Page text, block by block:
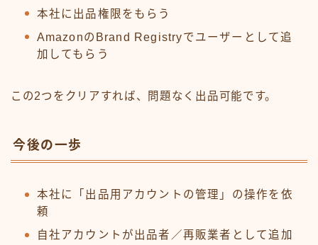
本社に出品権限をもらう
AmazonのBrand Registryでユーザーとして追
加してもらう
この2つをクリアすれば、問題なく出品可能です。
今後の一歩
本社に「出品用アカウントの管理」の操作を依
頼
自社アカウントが出品者／再販業者として追加